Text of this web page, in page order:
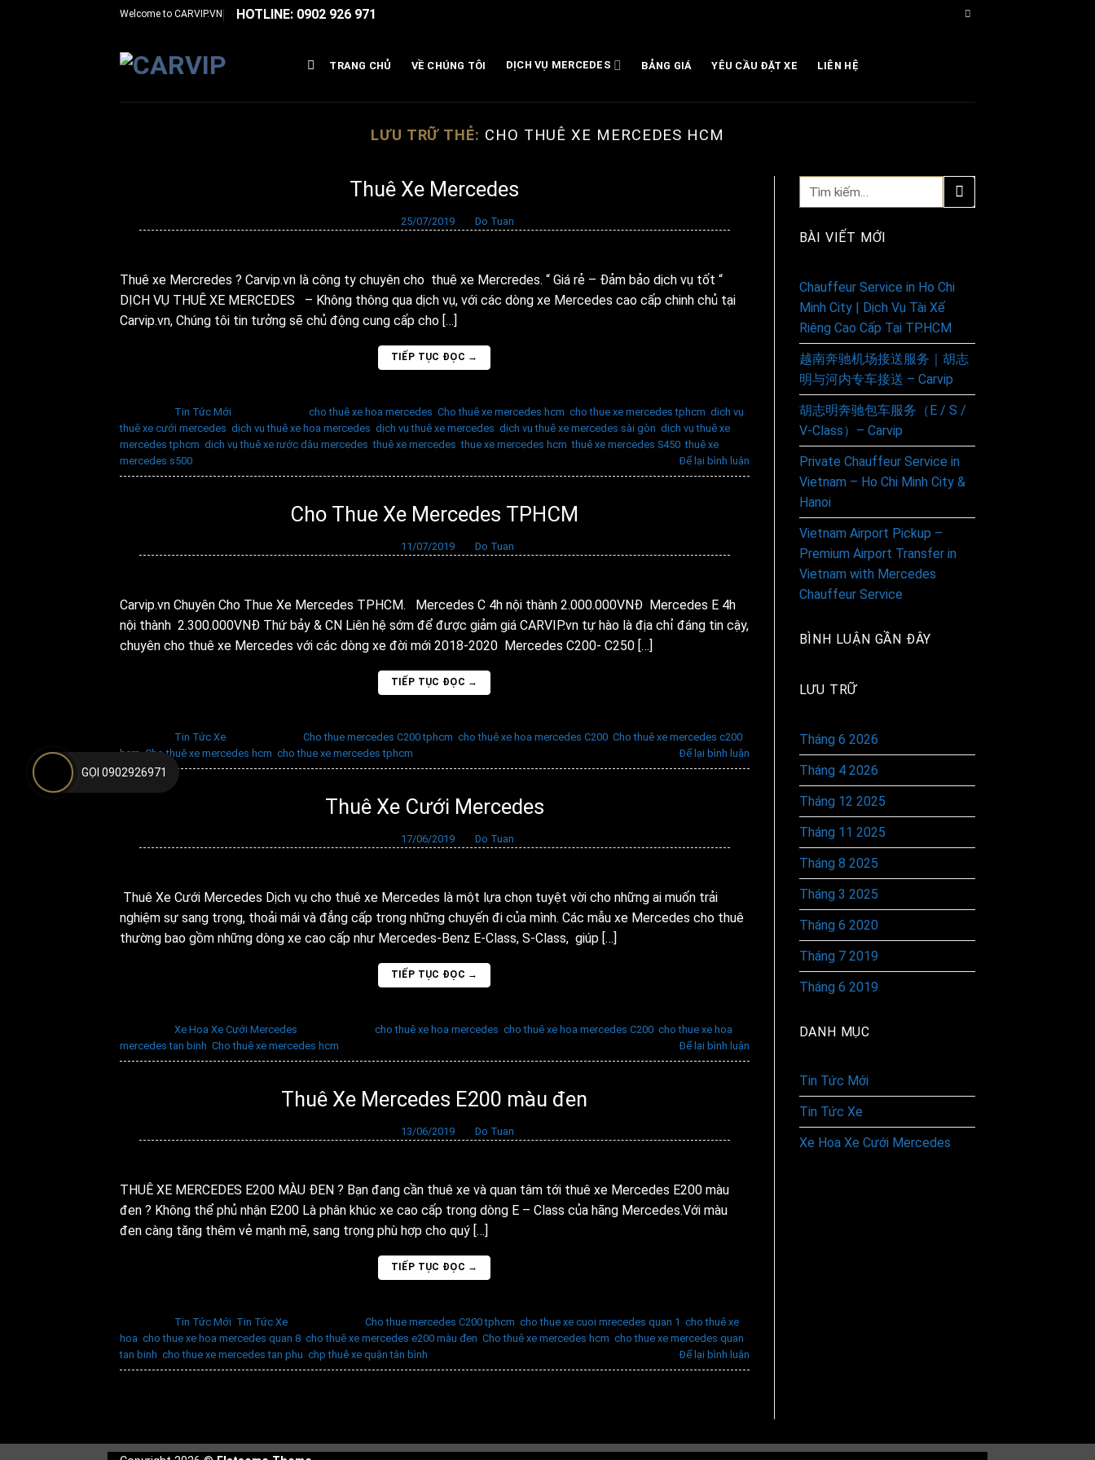
Welcome to CARVIP.VN HOTLINE: 0902 926 971
TRANG CHỦ VỀ CHÚNG TÔI DỊCH VỤ MERCEDES BẢNG GIÁ YÊU CẦU ĐẶT XE LIÊN HỆ
LƯU TRỮ THẺ: CHO THUÊ XE MERCEDES HCM
Thuê Xe Mercedes
25/07/2019 bởiDo Tuan
Thuê xe Mercredes ? Carvip.vn là công ty chuyên cho thuê xe Mercredes. “ Giá rẻ – Đảm bảo dịch vụ tốt “
DỊCH VỤ THUÊ XE MERCEDES – Không thông qua dịch vụ, với các dòng xe Mercedes cao cấp chinh chủ tại
Carvip.vn, Chúng tôi tin tưởng sẽ chủ động cung cấp cho […]
TIẾP TỤC ĐỌC →
Tin Tức Mới cho thuê xe hoa mercedes Cho thuê xe mercedes hcm cho thue xe mercedes tphcm dich vụ
thuê xe cưới mercedes dịch vụ thuê xe hoa mercedes dịch vụ thuê xe mercedes dịch vụ thuê xe mercedes sài gòn dịch vụ thuê xe
mercedes tphcm dich vụ thuê xe rước dâu mercedes ,thuê xe mercedes ,thue xe mercedes hcm ,thuê xe mercedes S450 ,thuê xe
mercedes s500
Để lại bình luận
Cho Thue Xe Mercedes TPHCM
11/07/2019 bởiDo Tuan
Carvip.vn Chuyên Cho Thue Xe Mercedes TPHCM. Mercedes C 4h nội thành 2.000.000VNĐ Mercedes E 4h
nội thành 2.300.000VNĐ Thứ bảy & CN Liên hệ sớm để được giảm giá CARVIP.vn tự hào là địa chỉ đáng tin cậy,
chuyên cho thuê xe Mercedes với các dòng xe đời mới 2018-2020 Mercedes C200- C250 […]
TIẾP TỤC ĐỌC →
Tin Tức Xe Cho thue mercedes C200 tphcm cho thuê xe hoa mercedes C200 Cho thuê xe mercedes c200
hcm,Cho thuê xe mercedes hcm cho thue xe mercedes tphcm Để lại bình luận
Thuê Xe Cưới Mercedes
17/06/2019 bởiDo Tuan
Thuê Xe Cưới Mercedes Dịch vụ cho thuê xe Mercedes là một lựa chọn tuyệt vời cho những ai muốn trải
nghiệm sự sang trọng, thoải mái và đẳng cấp trong những chuyến đi của mình. Các mẫu xe Mercedes cho thuê
thường bao gồm những dòng xe cao cấp như Mercedes-Benz E-Class, S-Class, giúp […]
TIẾP TỤC ĐỌC →
Xe Hoa Xe Cưới Mercedes cho thuê xe hoa mercedes cho thuê xe hoa mercedes C200 cho thue xe hoa
mercedes tan binh Cho thuê xe mercedes hcm Để lại bình luận
Thuê Xe Mercedes E200 màu đen
13/06/2019 bởiDo Tuan
THUÊ XE MERCEDES E200 MÀU ĐEN ? Bạn đang cần thuê xe và quan tâm tới thuê xe Mercedes E200 màu
đen ? Không thể phủ nhận E200 Là phân khúc xe cao cấp trong dòng E – Class của hãng Mercedes.Với màu
đen càng tăng thêm vẻ mạnh mẽ, sang trọng phù hợp cho quý […]
TIẾP TỤC ĐỌC →
Tin Tức Mới Tin Tức Xe Cho thue mercedes C200 tphcm cho thue xe cuoi mrecedes quan 1 cho thuê xe
hoa cho thue xe hoa mercedes quan 8 cho thuê xe mercedes e200 màu đen Cho thuê xe mercedes hcm cho thue xe mercedes quan
tan binh cho thue xe mercedes tan phu chp thuê xe quận tân bình Để lại bình luận
BÀI VIẾT MỚI
Chauffeur Service in Ho Chi
Minh City | Dịch Vụ Tài Xế
Riêng Cao Cấp Tại TP.HCM
越南奔驰机场接送服务｜胡志
明与河内专车接送 – Carvip
胡志明奔驰包车服务（E / S /
V-Class）– Carvip
Private Chauffeur Service in
Vietnam – Ho Chi Minh City &
Hanoi
Vietnam Airport Pickup –
Premium Airport Transfer in
Vietnam with Mercedes
Chauffeur Service
BÌNH LUẬN GẦN ĐÂY
LƯU TRỮ
Tháng 6 2026
Tháng 4 2026
Tháng 12 2025
Tháng 11 2025
Tháng 8 2025
Tháng 3 2025
Tháng 6 2020
Tháng 7 2019
Tháng 6 2019
DANH MỤC
Tin Tức Mới
Tin Tức Xe
Xe Hoa Xe Cưới Mercedes
GỌI 0902926971